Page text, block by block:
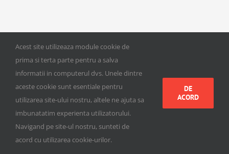
©2026 Etap Transport | Toate drepturile rezervate | Website
creat si intretinut de
Acest site utilizeaza module cookie de
prima si terta parte pentru a salva
informatii in computerul dvs. Unele dintre
aceste cookie sunt esentiale pentru
utilizarea site-ului nostru, altele ne ajuta sa
imbunatatim experienta utilizatorului.
Navigand pe site-ul nostru, sunteti de
acord cu utilizarea cookie-urilor.
DE
ACORD